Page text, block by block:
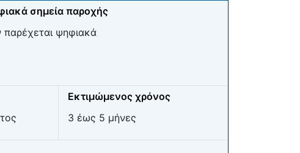
σημεία παροχής
παρέχεται ψηφιακά
Εκτιμώμενος χρόνος
3 έως 5 μήνες